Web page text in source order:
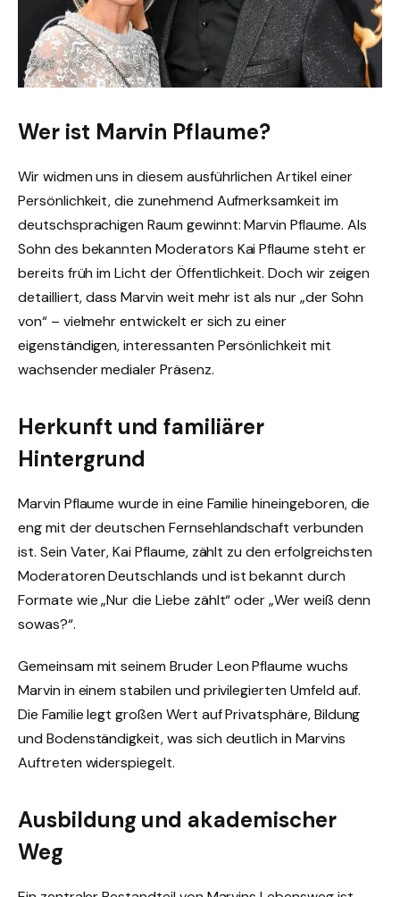
Wer ist Marvin Pflaume?
Wir widmen uns in diesem ausführlichen Artikel einer
Persönlichkeit, die zunehmend Aufmerksamkeit im
deutschsprachigen Raum gewinnt: Marvin Pflaume. Als
Sohn des bekannten Moderators Kai Pflaume steht er
bereits früh im Licht der Öffentlichkeit. Doch wir zeigen
detailliert, dass Marvin weit mehr ist als nur „der Sohn
von“ – vielmehr entwickelt er sich zu einer
eigenständigen, interessanten Persönlichkeit mit
wachsender medialer Präsenz.
Herkunft und familiärer
Hintergrund
Marvin Pflaume wurde in eine Familie hineingeboren, die
eng mit der deutschen Fernsehlandschaft verbunden
ist. Sein Vater, Kai Pflaume, zählt zu den erfolgreichsten
Moderatoren Deutschlands und ist bekannt durch
Formate wie „Nur die Liebe zählt“ oder „Wer weiß denn
sowas?“.
Gemeinsam mit seinem Bruder Leon Pflaume wuchs
Marvin in einem stabilen und privilegierten Umfeld auf.
Die Familie legt großen Wert auf Privatsphäre, Bildung
und Bodenständigkeit, was sich deutlich in Marvins
Auftreten widerspiegelt.
Ausbildung und akademischer
Weg